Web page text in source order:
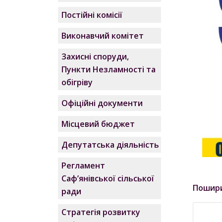
Постійні комісії
Виконавчий комітет
Захисні споруди,
Пункти Незламності та
обігріву
Офіційні документи
Місцевий бюджет
Депутатська діяльність
Регламент
Саф’янівської сільської
ради
Стратегія розвитку